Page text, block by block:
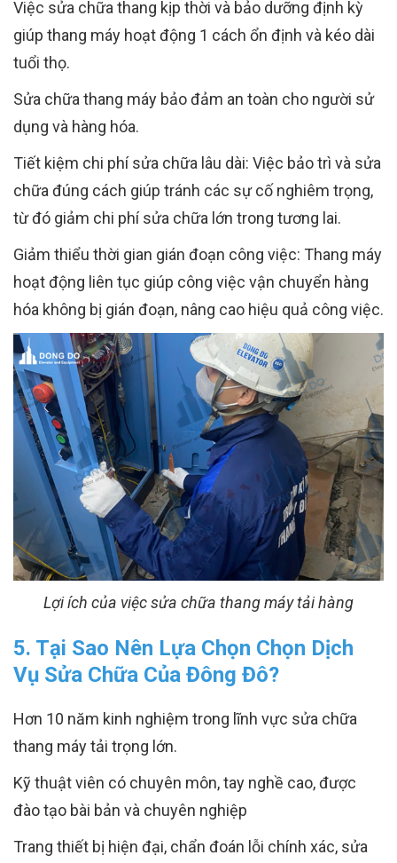
Việc sửa chữa thang kịp thời và bảo dưỡng định kỳ
giúp thang máy hoạt động 1 cách ổn định và kéo dài
tuổi thọ.
Sửa chữa thang máy bảo đảm an toàn cho người sử
dụng và hàng hóa.
Tiết kiệm chi phí sửa chữa lâu dài: Việc bảo trì và sửa
chữa đúng cách giúp tránh các sự cố nghiêm trọng,
từ đó giảm chi phí sửa chữa lớn trong tương lai.
Giảm thiểu thời gian gián đoạn công việc: Thang máy
hoạt động liên tục giúp công việc vận chuyển hàng
hóa không bị gián đoạn, nâng cao hiệu quả công việc.
Lợi ích của việc sửa chữa thang máy tải hàng
5. Tại Sao Nên Lựa Chọn Chọn Dịch
Vụ Sửa Chữa Của Đông Đô?
Hơn 10 năm kinh nghiệm trong lĩnh vực sửa chữa
thang máy tải trọng lớn.
Kỹ thuật viên có chuyên môn, tay nghề cao, được
đào tạo bài bản và chuyên nghiệp
Trang thiết bị hiện đại, chẩn đoán lỗi chính xác, sửa